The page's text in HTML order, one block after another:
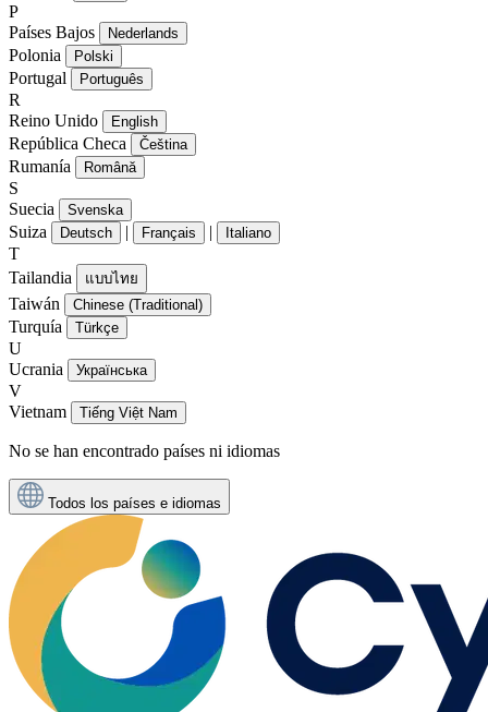
P
Países Bajos
Nederlands
Polonia Polski
Portugal Português
R
Reino Unido
English
República Checa Čeština
Rumanía Română
S
Suecia
Svenska
Suiza Deutsch | Français | Italiano
T
Tailandia
แบบไทย
Taiwán Chinese (Traditional)
Turquía Türkçe
U
Ucrania
Українська
V
Vietnam
Tiếng Việt Nam
No se han encontrado países ni idiomas
Todos los países e idiomas